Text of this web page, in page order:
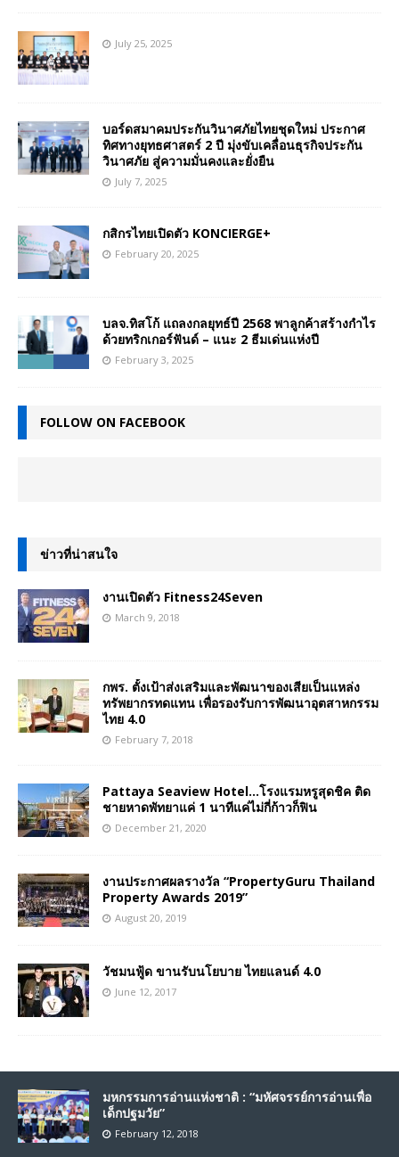
July 25, 2025
บอร์ดสมาคมประกันวินาศภัยไทยชุดใหม่ ประกาศ
ทิศทางยุทธศาสตร์ 2 ปี มุ่งขับเคลื่อนธุรกิจประกัน
วินาศภัย สู่ความมั่นคงและยั่งยืน
July 7, 2025
กสิกรไทยเปิดตัว KONCIERGE+
February 20, 2025
บลจ.ทิสโก้ แถลงกลยุทธ์ปี 2568 พาลูกค้าสร้างกำไร
ด้วยทริกเกอร์ฟันด์ – แนะ 2 ธีมเด่นแห่งปี
February 3, 2025
FOLLOW ON FACEBOOK
ข่าวที่น่าสนใจ
งานเปิดตัว Fitness24Seven
March 9, 2018
กพร. ตั้งเป้าส่งเสริมและพัฒนาของเสียเป็นแหล่ง
ทรัพยากรทดแทน เพื่อรองรับการพัฒนาอุตสาหกรรม
ไทย 4.0
February 7, 2018
Pattaya Seaview Hotel…โรงแรมหรูสุดชิค ติด
ชายหาดพัทยาแค่ 1 นาทีแค่ไม่กี่ก้าวก็ฟิน
December 21, 2020
งานประกาศผลรางวัล “PropertyGuru Thailand
Property Awards 2019”
August 20, 2019
วัชมนฟู้ด ขานรับนโยบาย ไทยแลนด์ 4.0
June 12, 2017
มหกรรมการอ่านแห่งชาติ : “มหัศจรรย์การอ่านเพื่อ
เด็กปฐมวัย”
February 12, 2018